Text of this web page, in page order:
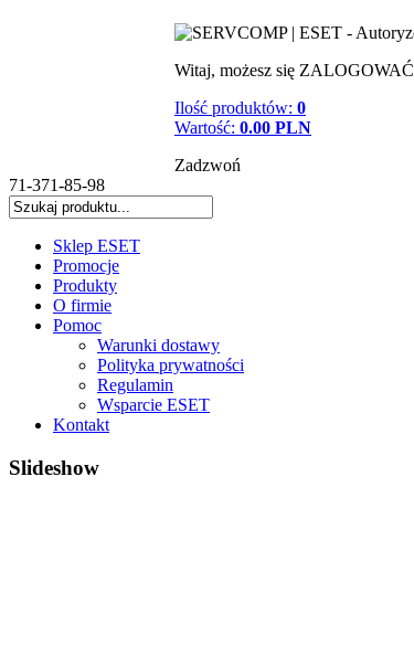
Witaj, możesz się ZALOGOWAĆ
Ilość produktów: 0
Wartość: 0.00 PLN
Zadzwoń
71-371-85-98
Sklep ESET
Promocje
Produkty
O firmie
Pomoc
Warunki dostawy
Polityka prywatności
Regulamin
Wsparcie ESET
Kontakt
Slideshow